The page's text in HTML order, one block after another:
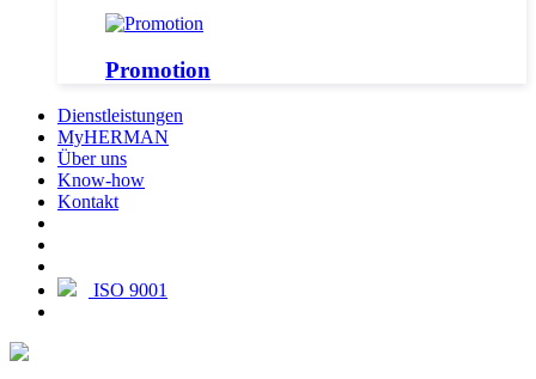
Promotion
Dienstleistungen
MyHERMAN
Über uns
Know-how
Kontakt
ISO 9001